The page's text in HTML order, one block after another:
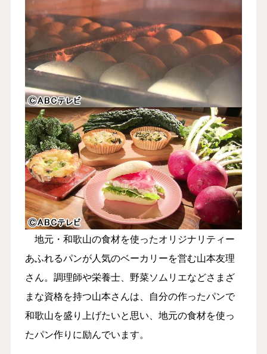
地元・和歌山の食材を使ったオリジナリティー
あふれるパンが人気のベーカリーを営む山本友理
さん。調理師や栄養士、野菜ソムリエなどさまざ
まな資格を持つ山本さんは、自分の作ったパンで
和歌山を盛り上げたいと思い、地元の食材を使っ
たパン作りに励んでいます。